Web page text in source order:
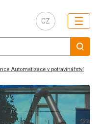
CZ ☰
Automatizace v potravinářství